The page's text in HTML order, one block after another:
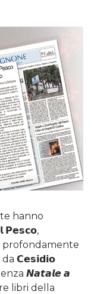
hanno
𝗣𝗲𝘀𝗰𝗼,
profondamente
𝗖𝗲𝘀𝗶𝗱𝗶𝗼
𝙉𝙖𝙩𝙖𝙡𝙚 𝙖
libri della